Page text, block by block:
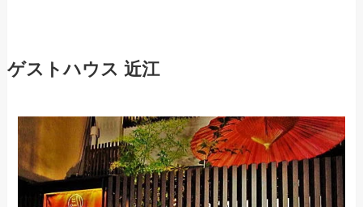
ゲストハウス 近江